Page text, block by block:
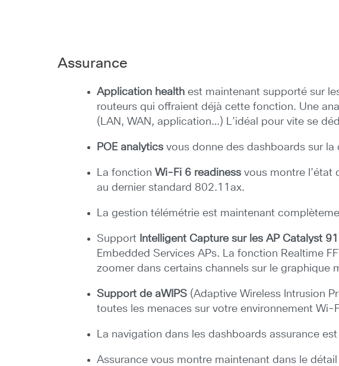
Assurance
Application health est maintenant supporté sur
routeurs qui offraient déjà cette fonction. Une
(LAN, WAN, application…) L’idéal pour vite se
POE analytics vous donne des dashboards sur
La fonctionWi-Fi 6 readiness vous montre l’état
au dernier standard 802.11ax.
La gestion télémétrie est maintenant
Support Intelligent Capture sur les AP Catalyst
Embedded Services APs. La fonction Realtime
zoomer dans certains channels sur le graphique
Support de aWIPS (Adaptive Wireless Intrusion
toutes les menaces sur votre environnement Wi-
La navigation dans les dashboards assurance
Assurance vous montre maintenant dans le